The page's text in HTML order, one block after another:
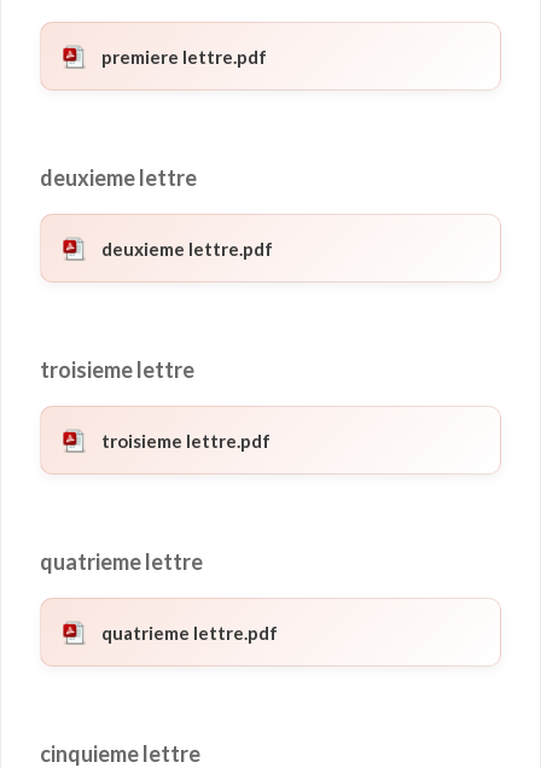
premiere lettre.pdf
deuxieme lettre
deuxieme lettre.pdf
troisieme lettre
troisieme lettre.pdf
quatrieme lettre
quatrieme lettre.pdf
cinquieme lettre